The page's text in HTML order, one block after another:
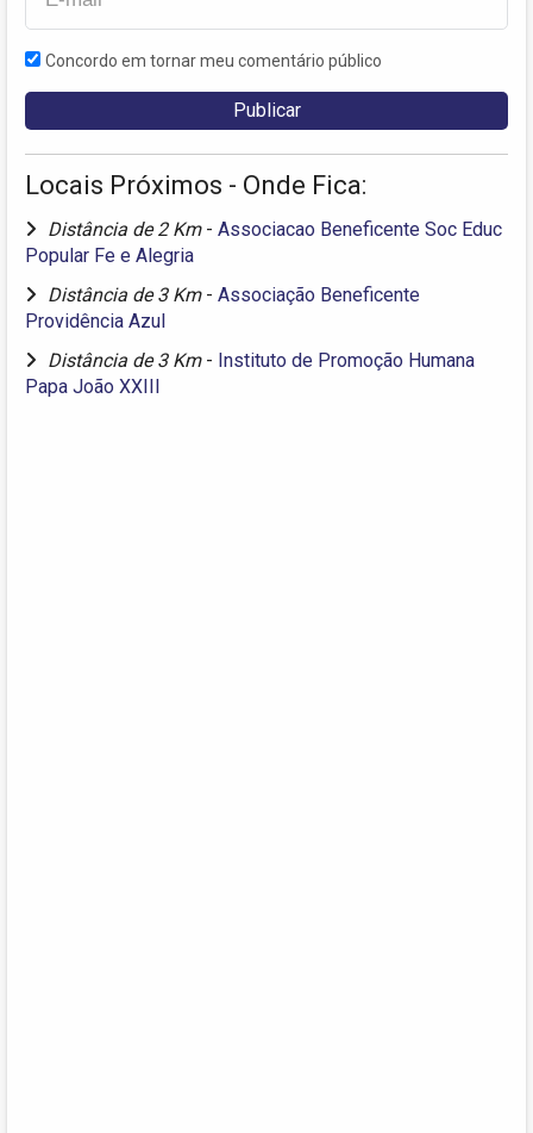
Concordo em tornar meu comentário público
Locais Próximos - Onde Fica:
Distância de 2 Km - Associacao Beneficente Soc Educ
Popular Fe e Alegria
Distância de 3 Km - Associação Beneficente
Providência Azul
Distância de 3 Km - Instituto de Promoção Humana
Papa João XXIII